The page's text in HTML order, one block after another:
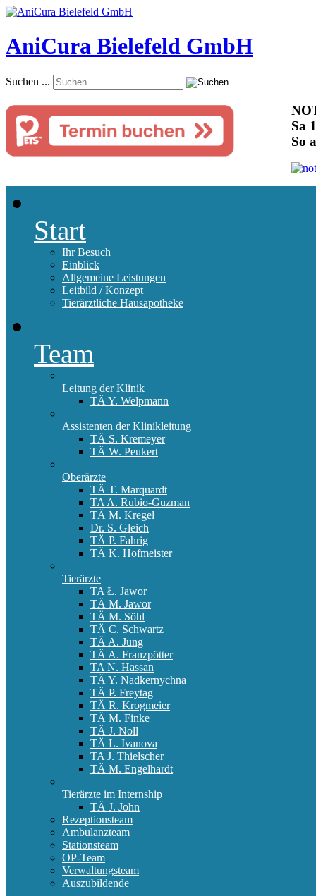
AniCura Bielefeld GmbH
Suchen ...
Sa
So
Start
Ihr Besuch
Einblick
Allgemeine Leistungen
Leitbild / Konzept
Tierärztliche Hausapotheke
Team
Leitung der Klinik
TÄ Y. Welpmann
Assistenten der Klinikleitung
TÄ S. Kremeyer
TÄ W. Peukert
Oberärzte
TÄ T. Marquardt
TA A. Rubio-Guzman
TÄ M. Kregel
Dr. S. Gleich
TÄ P. Fahrig
TÄ K. Hofmeister
Tierärzte
TA Ł. Jawor
TÄ M. Jawor
TÄ M. Söhl
TÄ C. Schwartz
TÄ A. Jung
TÄ A. Franzpötter
TA N. Hassan
TÄ Y. Nadkernychna
TÄ P. Freytag
TÄ R. Krogmeier
TÄ M. Finke
TÄ J. Noll
TÄ L. Ivanova
TA J. Thielscher
TÄ M. Engelhardt
Tierärzte im Internship
TÄ J. John
Rezeptionsteam
Ambulanzteam
Stationsteam
OP-Team
Verwaltungsteam
Auszubildende